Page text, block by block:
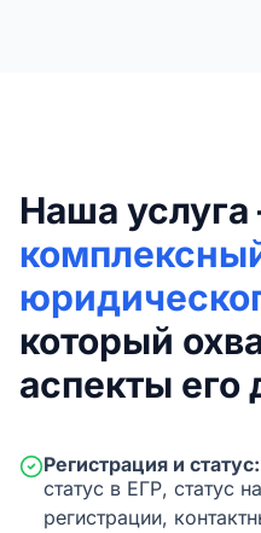
Наша услуга
который
аспекты его
Регистрация и статус:
статус в ЕГР, статус
регистрации,